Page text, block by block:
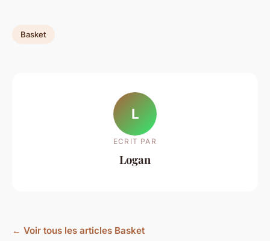
Basket
L
ECRIT PAR
Logan
← Voir tous les articles Basket